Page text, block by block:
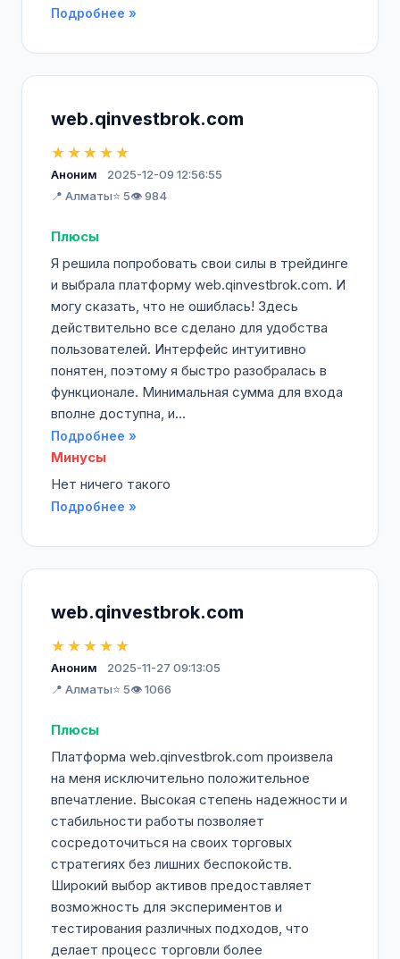
Подробнее »
web.qinvestbrok.com
★★★★★
Аноним
2025-12-09 12:56:55
📍 Алматы⭐ 5👁️ 984
Плюсы
Я решила попробовать свои силы в трейдинге
и выбрала платформу web.qinvestbrok.com. И
могу сказать, что не ошиблась! Здесь
действительно все сделано для удобства
пользователей. Интерфейс интуитивно
понятен, поэтому я быстро разобралась в
функционале. Минимальная сумма для входа
вполне доступна, и...
Подробнее »
Минусы
Нет ничего такого
Подробнее »
web.qinvestbrok.com
★★★★★
Аноним
2025-11-27 09:13:05
📍 Алматы⭐ 5👁️ 1066
Плюсы
Платформа web.qinvestbrok.com произвела
на меня исключительно положительное
впечатление. Высокая степень надежности и
стабильности работы позволяет
сосредоточиться на своих торговых
стратегиях без лишних беспокойств.
Широкий выбор активов предоставляет
возможность для экспериментов и
тестирования различных подходов, что
делает процесс торговли более